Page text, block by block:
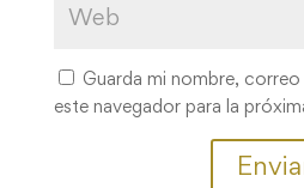
Guarda mi nombre,
este navegador para la